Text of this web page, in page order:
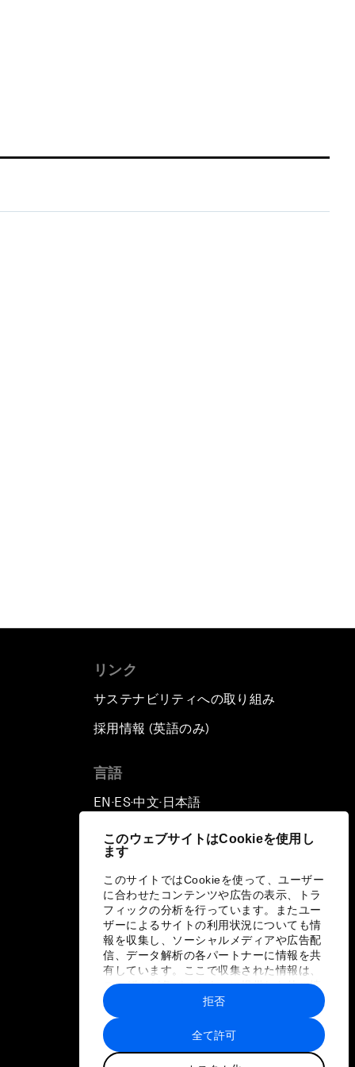
このウェブサイトはCookieを使用し
ます
このサイトではCookieを使って、ユーザー
に合わせたコンテンツや広告の表示、トラ
フィックの分析を行っています。またユー
ザーによるサイトの利用状況についても情
報を収集し、ソーシャルメディアや広告配
信、データ解析の各パートナーに情報を共
有しています。ここで収集された情報は、
ユーザーが各パートナーに提供した他の情
報や各パートナーのサービスを使用した際
に収集された情報と組み合わされ、各パー
トナーによって使用されることがありま
す。
全て許可
拒否
リンク
サステナビリティへの取り組み
採用情報 (英語のみ)
言語
EN ▪ES▪中文▪ 日本語